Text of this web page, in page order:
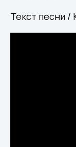
Текст песни /